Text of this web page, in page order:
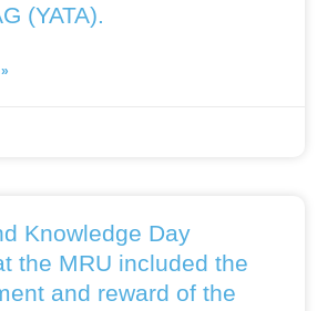
(YATA).
Knowledge Day
the MRU included the
and reward of the